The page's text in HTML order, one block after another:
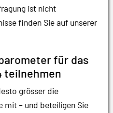
ist nicht
finden Sie auf unserer
für das
teilnehmen
grösser die
mit – und beteiligen Sie